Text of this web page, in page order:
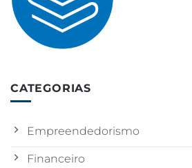
CATEGORIAS
Empreendedorismo
Financeiro